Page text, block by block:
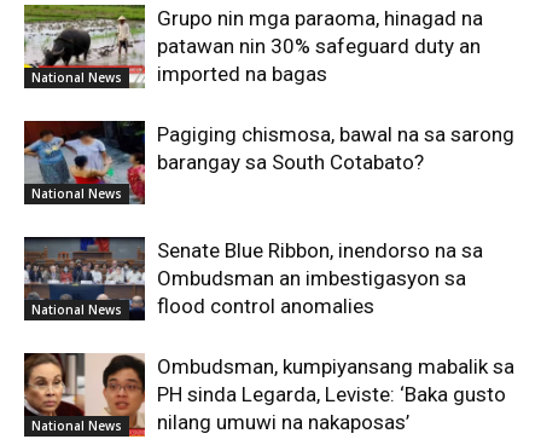
National News
Grupo nin mga paraoma, hinagad na
patawan nin 30% safeguard duty an
imported na bagas
National News
Pagiging chismosa, bawal na sa sarong
barangay sa South Cotabato?
National News
Senate Blue Ribbon, inendorso na sa
Ombudsman an imbestigasyon sa
flood control anomalies
National News
Ombudsman, kumpiyansang mabalik sa
PH sinda Legarda, Leviste: ‘Baka gusto
nilang umuwi na nakaposas’